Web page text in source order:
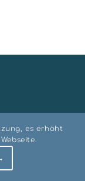
es erhöht